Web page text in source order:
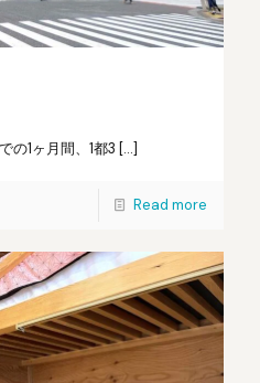
の1ヶ月間、1都3 […]
Read more